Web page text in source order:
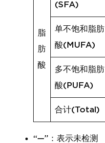
脂
肪
酸
(SFA)
单不饱和脂肪
酸(MUFA)
多不饱和脂肪
酸(PUFA)
合计(Total)
“—”：表示未检测